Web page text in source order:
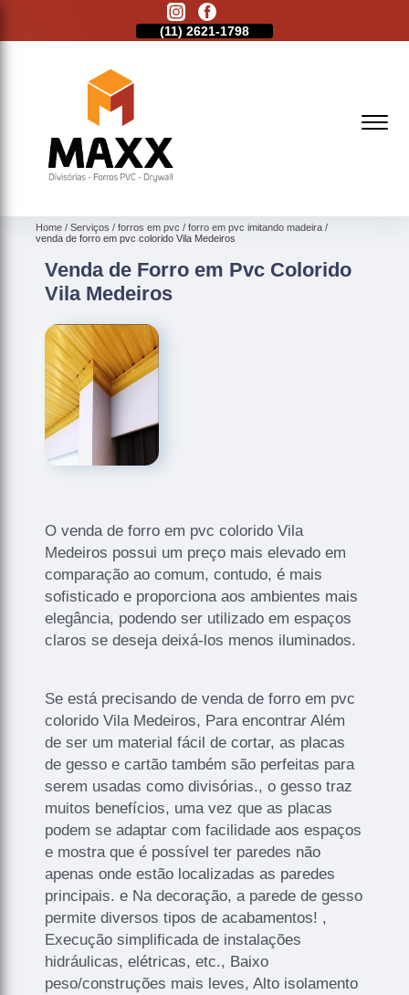
(11) 2621-1798
Home Serviços forros em pvc
forro em pvc imitando madeira
venda de forro em pvc colorido Vila Medeiros
Venda de Forro em Pvc Colorido
Vila Medeiros
O venda de forro em pvc colorido Vila
Medeiros possui um preço mais elevado em
comparação ao comum, contudo, é mais
sofisticado e proporciona aos ambientes mais
elegância, podendo ser utilizado em espaços
claros se deseja deixá-los menos iluminados.
Se está precisando de venda de forro em pvc
colorido Vila Medeiros, Para encontrar Além
de ser um material fácil de cortar, as placas
de gesso e cartão também são perfeitas para
serem usadas como divisórias., o gesso traz
muitos benefícios, uma vez que as placas
podem se adaptar com facilidade aos espaços
e mostra que é possível ter paredes não
apenas onde estão localizadas as paredes
principais. e Na decoração, a parede de gesso
permite diversos tipos de acabamentos! ,
Execução simplificada de instalações
hidráulicas, elétricas, etc., Baixo
peso/construções mais leves, Alto isolamento